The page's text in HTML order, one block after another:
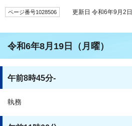
ページ番号1028506 更新日 令和6年9月2日
令和6年8月19日（月曜）
午前8時45分-
執務